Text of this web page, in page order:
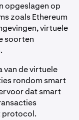
opgeslagen op
zoals Ethereum
virtuele
soorten
van de virtuele
rondom smart
dat smart
protocol.